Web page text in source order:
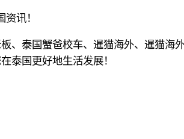
讯！
、泰国蟹爸校车、暹猫海外、暹猫海
泰国更好地生活发展！